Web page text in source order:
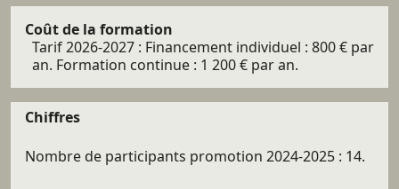
Coût de la formation
Tarif 2026-2027 : Financement individuel : 800 € par
an. Formation continue : 1 200 € par an.
Chiffres
Nombre de participants promotion 2024-2025 : 14.